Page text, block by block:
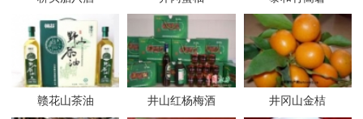
赣花山茶油 井山红杨梅酒 井冈山金桔